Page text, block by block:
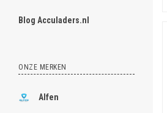
Blog Acculaders.nl
ONZE MERKEN
Alfen